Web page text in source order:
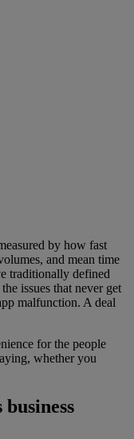
by how fast
and mean time
traditionally defined
issues that never get
malfunction. A deal
for the people
whether you